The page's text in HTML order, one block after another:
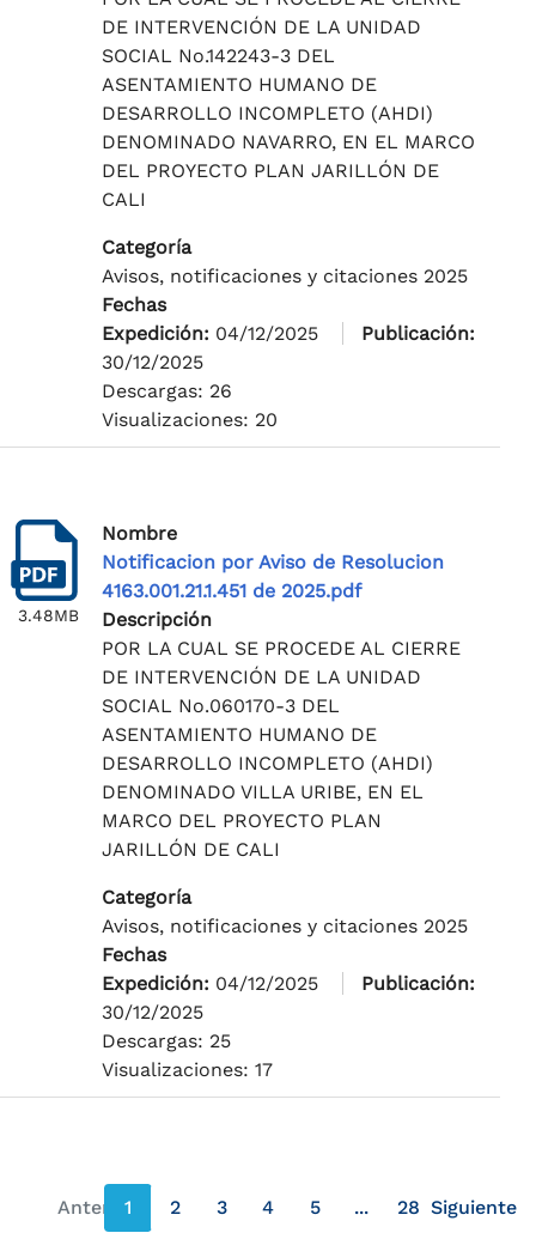
DE INTERVENCIÓN DE LA UNIDAD
SOCIAL No.142243-3 DEL
ASENTAMIENTO HUMANO DE
DESARROLLO INCOMPLETO (AHDI)
DENOMINADO NAVARRO, EN EL MARCO
DEL PROYECTO PLAN JARILLÓN DE
CALI
Categoría
Avisos, notificaciones y citaciones 2025
Fechas
Expedición: 04/12/2025
Publicación:
30/12/2025
Descargas: 26
Visualizaciones: 20
3.48MB
Nombre
Notificacion por Aviso de Resolucion
4163.001.21.1.451 de 2025.pdf
Descripción
POR LA CUAL SE PROCEDE AL CIERRE
DE INTERVENCIÓN DE LA UNIDAD
SOCIAL No.060170-3 DEL
ASENTAMIENTO HUMANO DE
DESARROLLO INCOMPLETO (AHDI)
DENOMINADO VILLA URIBE, EN EL
MARCO DEL PROYECTO PLAN
JARILLÓN DE CALI
Categoría
Avisos, notificaciones y citaciones 2025
Fechas
Expedición: 04/12/2025
Publicación:
30/12/2025
Descargas: 25
Visualizaciones: 17
Anterior
1 2 3 4 5 ... 28 Siguiente